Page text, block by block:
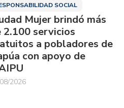
SOCIAL
Mujer brindó más
2.100 servicios
a pobladores de
con apoyo de
2026